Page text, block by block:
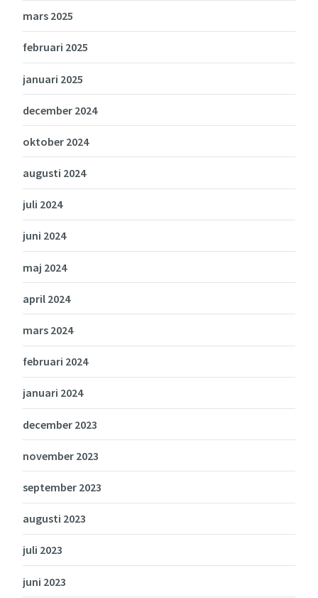
mars 2025
februari 2025
januari 2025
december 2024
oktober 2024
augusti 2024
juli 2024
juni 2024
maj 2024
april 2024
mars 2024
februari 2024
januari 2024
december 2023
november 2023
september 2023
augusti 2023
juli 2023
juni 2023